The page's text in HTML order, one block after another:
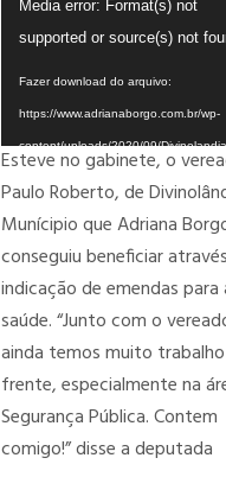
de
Media error: Format(s) not
supported or source(s) not
Fazer download do arquivo:
https://www.adrianaborgo.com.br/wp-
content/uploads/2020/09/
Esteve no gabinete, o
Paulo Roberto, de
Munícipio que Adriana
conseguiu beneficiar
indicação de emendas para
saúde. “Junto com o
ainda temos muito
frente, especialmente na
Segurança Pública. Contem
comigo!” disse a deputada